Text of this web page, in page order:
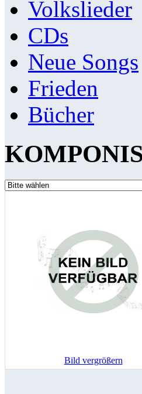
Volkslieder
CDs
Neue Songs
Frieden
Bücher
Bild vergrößern